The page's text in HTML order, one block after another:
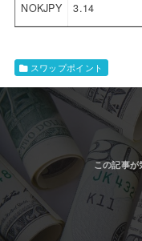
NOKJPY 3.14
スワップポイント